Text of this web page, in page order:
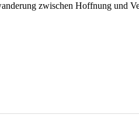
zwischen Hoffnung und